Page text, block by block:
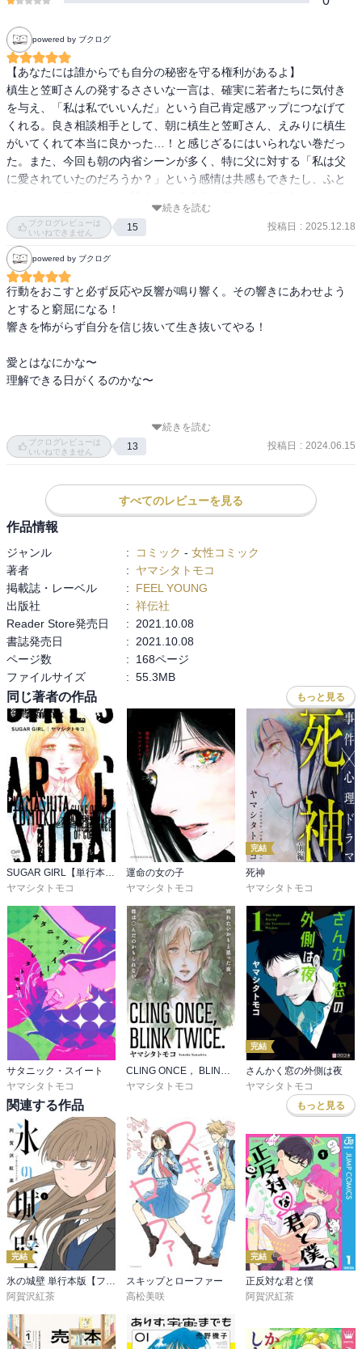
powered by ブクログ
【あなたには誰からでも自分の秘密を守る権利があるよ】
槙生と笠町さんの発するささいな一言は、確実に若者たちに気付き
を与え、「私は私でいいんだ」という自己肯定感アップにつなげて
くれる。良き相談相手として、朝に槙生と笠町さん、えみりに槙生
がいてくれて本当に良かった…！と感じざるにはいられない巻だっ
た。また、今回も朝の内省シーンが多く、特に父に対する「私は父
に愛されていたのだろうか？」という感情は共感もできたし、ふと
と考える瞬間ってあるよなぁ…と。続きを読む
ブクログレビューは
いいねできません
15 投稿日 : 2025.12.18
powered by ブクログ
行動をおこすと必ず反応や反響が鳴り響く。その響きにあわせよう
とすると窮屈になる！
響きを怖がらず自分を信じ抜いて生き抜いてやる！
愛とはなにかな〜
理解できる日がくるのかな〜
ぜひ〜 続きを読む
ブクログレビューは
いいねできません
13 投稿日 : 2024.06.15
すべてのレビューを見る
作品情報
ジャンル : コミック - 女性コミック
著者
:
ヤマシタトモコ
掲載誌・レーベル
:
FEEL YOUNG
出版社
: 祥伝社
Reader Store発売日
:
2021.10.08
書誌発売日
:
2021.10.08
ページ数
:
168ページ
ファイルサイズ
: 55.3MB
同じ著者の作品 もっと見る
SUGAR GIRL【単行本版】
ヤマシタトモコ
運命の女の子
ヤマシタトモコ
完結
死神
ヤマシタトモコ
サタニック・スイート
ヤマシタトモコ
ヤマシタトモコ
完結
さんかく窓の外側は夜
ヤマシタトモコ
関連する作品 もっと見る
完結
氷の城壁 単行本版【フルカラー】
阿賀沢紅茶
スキップとローファー
高松美咲
完結
正反対な君と僕
阿賀沢紅茶